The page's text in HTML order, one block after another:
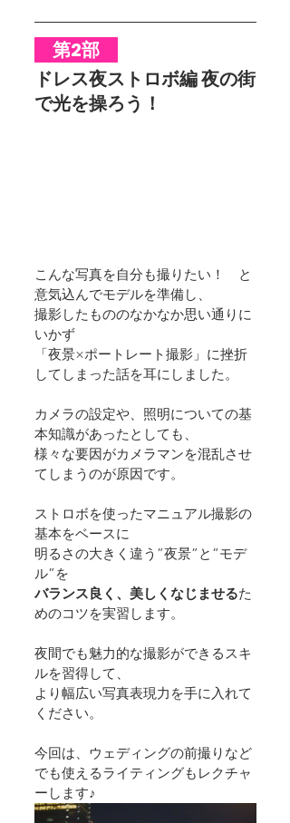
第2部
ドレス夜ストロボ編 夜の街
で光を操ろう！
こんな写真を自分も撮りたい！　と
意気込んでモデルを準備し、
撮影したもののなかなか思い通りに
いかず
「夜景×ポートレート撮影」に挫折
してしまった話を耳にしました。
カメラの設定や、照明についての基
本知識があったとしても、
様々な要因がカメラマンを混乱させ
てしまうのが原因です。
ストロボを使ったマニュアル撮影の
基本をベースに
明るさの大きく違う”夜景”と”モデ
ル”を
バランス良く、美しくなじませるた
めのコツを実習します。
夜間でも魅力的な撮影ができるスキ
ルを習得して、
より幅広い写真表現力を手に入れて
ください。
今回は、ウェディングの前撮りなど
でも使えるライティングもレクチャ
ーします♪